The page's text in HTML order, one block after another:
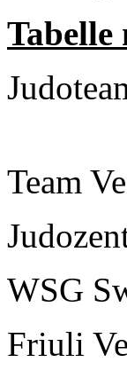
Tabelle
WSG
Friuli